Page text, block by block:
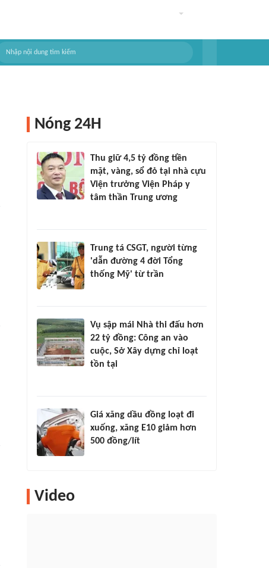
Nóng 24H
Thu giữ 4,5 tỷ đồng tiền
mặt, vàng, sổ đỏ tại nhà cựu
Viện trưởng Viện Pháp y
tâm thần Trung ương
Trung tá CSGT, người từng
'dẫn đường 4 đời Tổng
thống Mỹ' từ trần
Vụ sập mái Nhà thi đấu hơn
22 tỷ đồng: Công an vào
cuộc, Sở Xây dựng chỉ loạt
tồn tại
Giá xăng dầu đồng loạt đi
xuống, xăng E10 giảm hơn
500 đồng/lít
Video